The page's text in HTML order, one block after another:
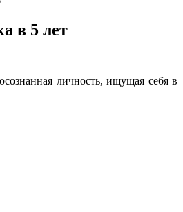
в 5 лет
личность, ищущая себя в